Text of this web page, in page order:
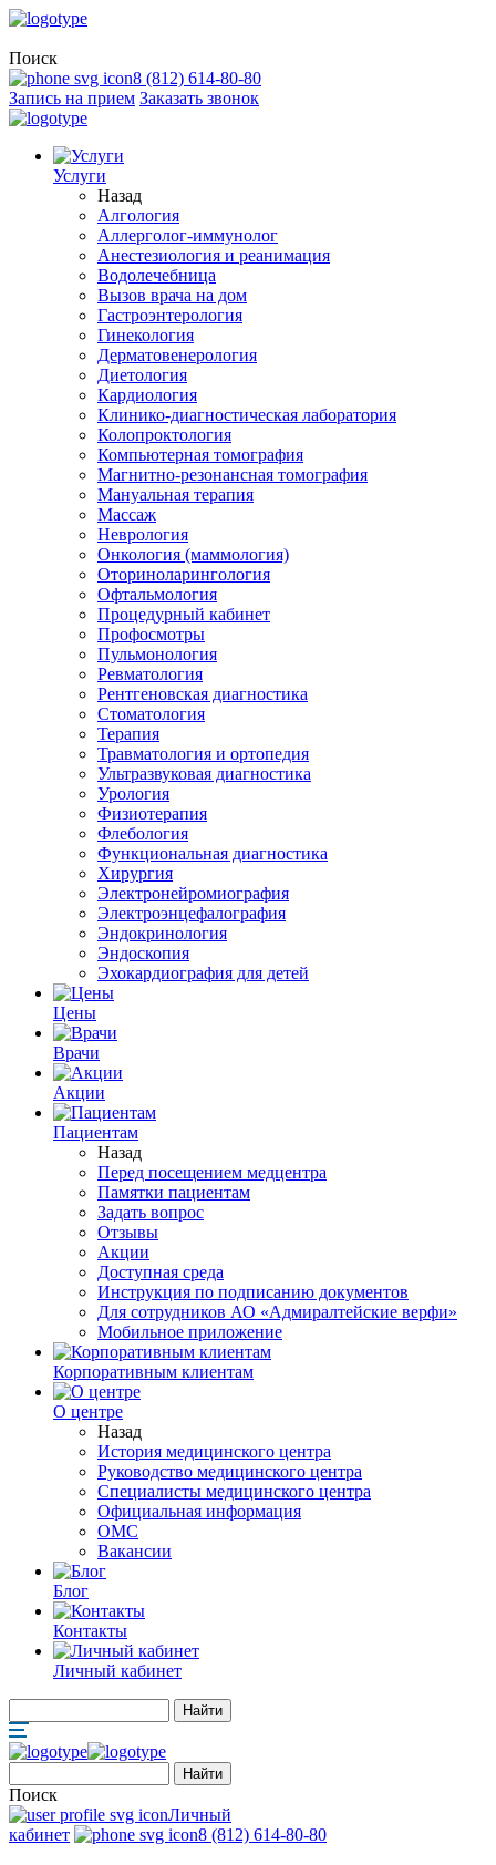
Поиск
8 (812) 614-80-80
Запись на прием Заказать звонок
Услуги
Назад
Алгология
Аллерголог-иммунолог
Анестезиология и реанимация
Водолечебница
Вызов врача на дом
Гастроэнтерология
Гинекология
Дерматовенерология
Диетология
Кардиология
Клинико-диагностическая лаборатория
Колопроктология
Компьютерная томография
Магнитно-резонансная томография
Мануальная терапия
Массаж
Неврология
Онкология (маммология)
Оториноларингология
Офтальмология
Процедурный кабинет
Профосмотры
Пульмонология
Ревматология
Рентгеновская диагностика
Стоматология
Терапия
Травматология и ортопедия
Ультразвуковая диагностика
Урология
Физиотерапия
Флебология
Функциональная диагностика
Хирургия
Электронейромиография
Электроэнцефалография
Эндокринология
Эндоскопия
Эхокардиография для детей
Цены
Врачи
Акции
Пациентам
Назад
Перед посещением медцентра
Памятки пациентам
Задать вопрос
Отзывы
Акции
Доступная среда
Инструкция по подписанию документов
Для сотрудников АО «Адмиралтейские верфи»
Мобильное приложение
Корпоративным клиентам
О центре
Назад
История медицинского центра
Руководство медицинского центра
Специалисты медицинского центра
Официальная информация
ОМС
Вакансии
Блог
Контакты
Личный кабинет
Поиск
Личный
кабинет
8 (812) 614-80-80